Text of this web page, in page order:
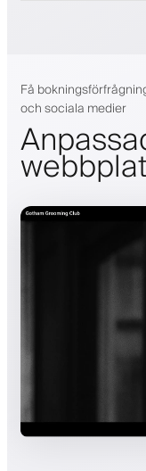
Få
och sociala medier